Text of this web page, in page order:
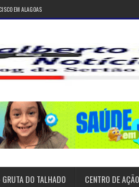
EM ALAGOAS
DO TALHADO CENTRO DE